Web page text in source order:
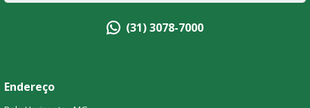
(31) 3078-7000
Endereço